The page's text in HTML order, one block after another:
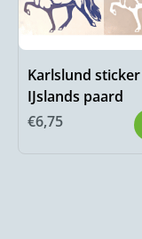
Karlslund sticker
IJslands paard
€6,75